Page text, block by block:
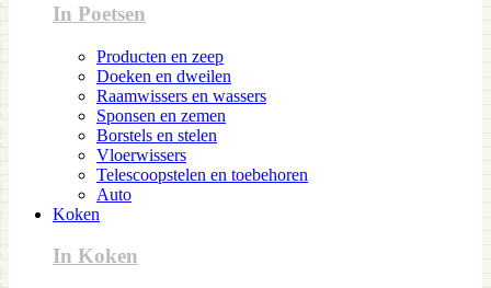
In Poetsen
Producten en zeep
Doeken en dweilen
Raamwissers en wassers
Sponsen en zemen
Borstels en stelen
Vloerwissers
Telescoopstelen en toebehoren
Auto
Koken
In Koken